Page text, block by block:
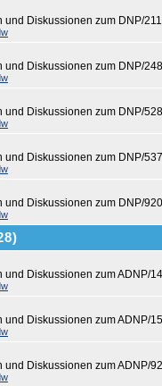
und Diskussionen zum DNP/
und Diskussionen zum DNP/
und Diskussionen zum DNP/
und Diskussionen zum DNP/
und Diskussionen zum DNP/
und Diskussionen zum ADNP/
und Diskussionen zum ADNP/
und Diskussionen zum ADNP/